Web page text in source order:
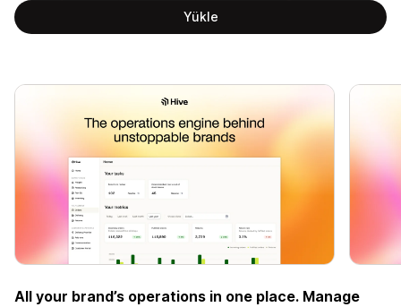
Yükle
All your brand’s operations in one place. Manage